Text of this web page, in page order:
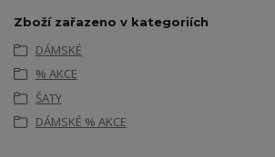
Zboží zařazeno v kategoriích
DÁMSKÉ
% AKCE
ŠATY
DÁMSKÉ % AKCE